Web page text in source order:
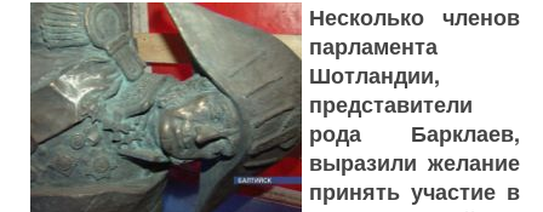
Несколько членов
парламента
Шотландии,
представители
рода Барклаев,
выразили желание
принять участие в